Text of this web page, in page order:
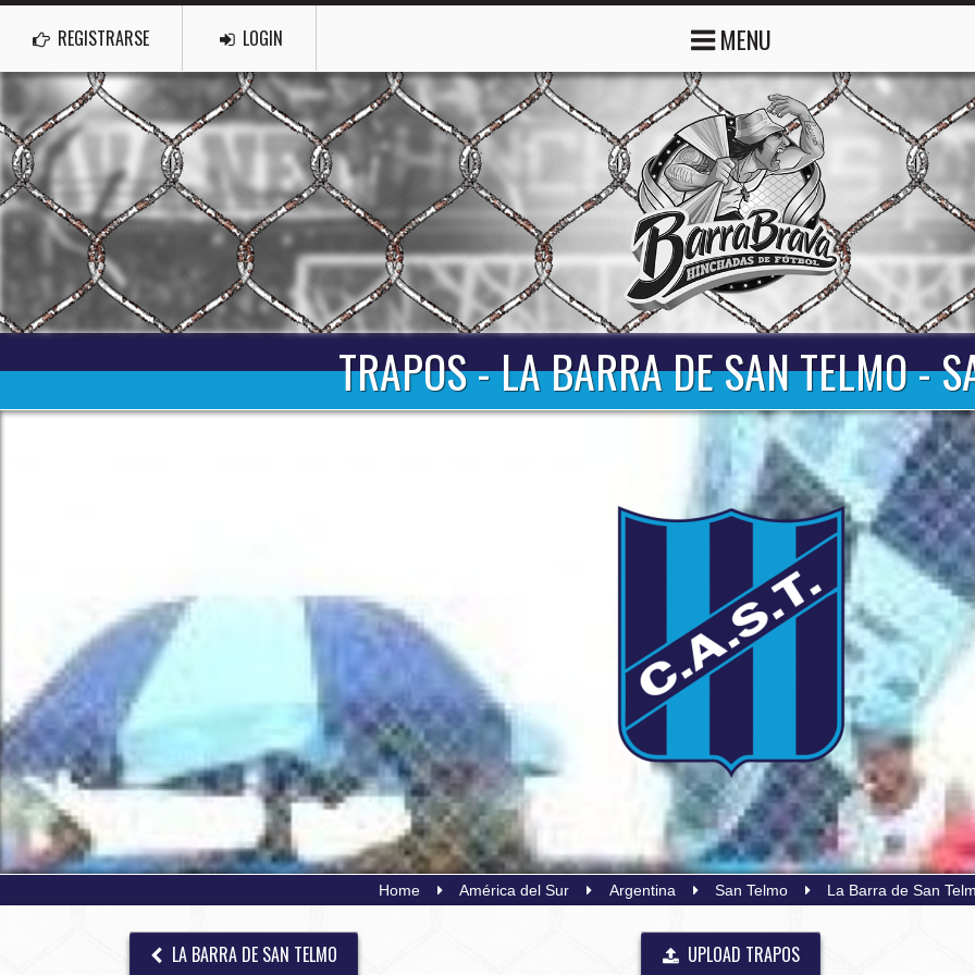
REGISTRARSE LOGIN MENU
TRAPOS - LA BARRA DE SAN TELMO -
Home América del Sur Argentina San Telmo La Barra de San
LA BARRA DE SAN TELMO UPLOAD TRAPOS